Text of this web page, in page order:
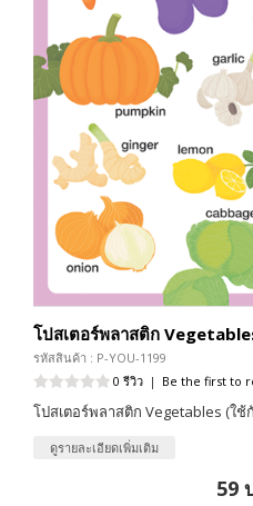
โปสเตอร์พลาสติก
รหัสสินค้า : P-YOU-1199
0 รีวิว | Be the first to
โปสเตอร์พลาสติก Vegetables (ใช้
ดูรายละเอียดเพิ่มเติม
59